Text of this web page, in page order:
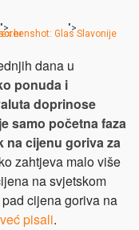
"> Glas Slavonije
">
dana u
ponuda i
doprinose
samo početna faza
na cijenu goriva za
zahtjeva malo više
na svjetskom
cijena goriva na
već pisali.